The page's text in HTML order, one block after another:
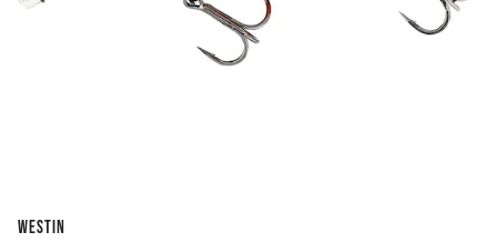
Westin